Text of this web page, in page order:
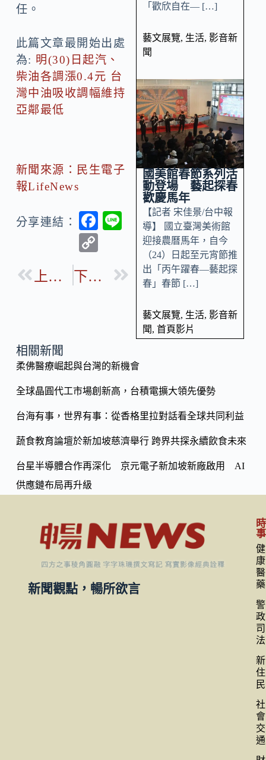
任。
此篇文章最開始出處
為: 明(30)日起汽、
柴油各調漲0.4元 台
灣中油吸收調幅維持
亞鄰最低
新聞來源：民生電子
報LifeNews
分享連結：
F
bp
k
上一篇 下一篇
「歡欣自在— […]
藝文展覽, 生活, 影音新
聞
國美館春節系列活
動登場 藝起探春
歡慶馬年
【記者 宋佳景/台中報
導】 國立臺灣美術館
迎接農曆馬年，自今
（24）日起至元宵節推
出「丙午躍春—藝起探
春」春節 […]
藝文展覽, 生活, 影音新
聞, 首頁影片
相關新聞
柔佛醫療崛起與台灣的新機會
全球晶圓代工市場創新高，台積電擴大領先優勢
台海有事，世界有事：從香格里拉對話看全球共同利益
蔬食教育論壇於新加坡慈濟舉行 跨界共探永續飲食未來
台星半導體合作再深化 京元電子新加坡新廠啟用 AI
供應鏈布局再升級
新聞觀點，暢所欲言
時
事
健
康
醫
藥
警
政
司
法
新
住
民
社
會
交
通